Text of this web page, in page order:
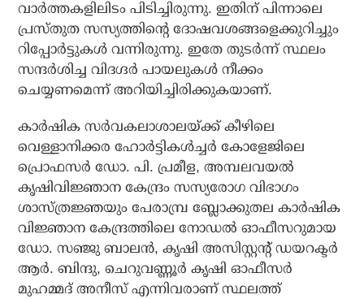
വാര്‍ത്തകളിലിടം പിടിച്ചിരുന്നു. ഇതിന് പിന്നാലെ
പ്രസ്തുത സസ്യത്തിന്റെ ദോഷവശങ്ങളെക്കുറിച്ചും
റിപ്പോര്‍ട്ടുകള്‍ വന്നിരുന്നു. ഇതേ തുടര്‍ന്ന് സ്ഥലം
സന്ദര്‍ശിച്ച വിദഗ്ദര്‍ പായലുകള്‍ നീക്കം
ചെയ്യണമെന്ന് അറിയിച്ചിരിക്കുകയാണ്.
കാര്‍ഷിക സര്‍വകലാശാലയ്ക്ക് കീഴിലെ
വെള്ളാനിക്കര ഹോര്‍ട്ടികള്‍ച്ചര്‍ കോളേജിലെ
പ്രൊഫസര്‍ ഡോ. പി. പ്രമീള, അമ്പലവയല്‍
കൃഷിവിജ്ഞാന കേന്ദ്രം സസ്യരോഗ വിഭാഗം
ശാസ്ത്രജ്ഞയും പേരാമ്പ്ര ബ്ലോക്കുതല കാര്‍ഷിക
വിജ്ഞാന കേന്ദ്രത്തിലെ നോഡല്‍ ഓഫീസറുമായ
ഡോ. സഞ്ജു ബാലന്‍, കൃഷി അസിസ്റ്റന്റ് ഡയറക്ടര്‍
ആര്‍. ബിന്ദു, ചെറുവണ്ണൂര്‍ കൃഷി ഓഫീസര്‍
മുഹമ്മദ് അനീസ് എന്നിവരാണ് സ്ഥലത്ത്